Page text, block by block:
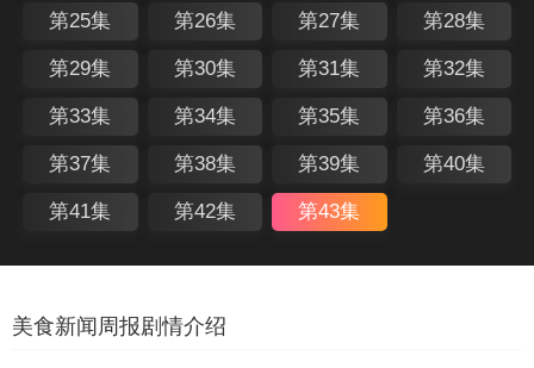
第25集 第26集 第27集 第28集
第29集 第30集 第31集 第32集
第33集 第34集 第35集 第36集
第37集 第38集 第39集 第40集
第41集 第42集 第43集
美食新闻周报剧情介绍